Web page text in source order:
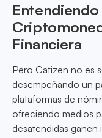
Financiera
Pero Catizen no es
desempeñando un
plataformas de
ofreciendo medios
desatendidas ganen